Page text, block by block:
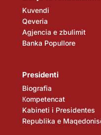
Kuvendi
Qeveria
Agjencia e zbulimit
Banka Popullore
Presidenti
Biografia
Кompetencat
Kabineti i Presidentes
Republika e